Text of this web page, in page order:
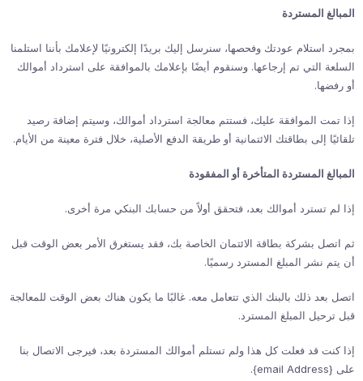
المبالغ المستردة
بمجرد استلام عودتك وفحصها، سنرسل إليك بريدًا إلكترونيًا لإعلامك بأننا استلمنا
السلعة التي تم إرجاعها. وسنقوم أيضًا بإعلامك بالموافقة على استرداد أموالك
أو رفضها.
إذا تمت الموافقة عليك، فستتم معالجة استرداد أموالك، وسيتم إضافة رصيد
تلقائيًا إلى بطاقتك الائتمانية أو طريقة الدفع الأصلية، خلال فترة معينة من الأيام.
المبالغ المستردة المتأخرة أو المفقودة
إذا لم تسترد أموالك بعد، فتحقق أولاً من حسابك البنكي مرة أخرى.
ثم اتصل بشركة بطاقة الائتمان الخاصة بك، فقد يستغرق الأمر بعض الوقت قبل
أن يتم نشر المبلغ المسترد رسميًا.
اتصل بعد ذلك بالبنك الذي تتعامل معه. غالبًا ما يكون هناك بعض الوقت للمعالجة
قبل ترحيل المبلغ المسترد.
إذا كنت قد فعلت كل هذا ولم تستلم أموالك المستردة بعد، فيرجى الاتصال بنا
على {email Address}.